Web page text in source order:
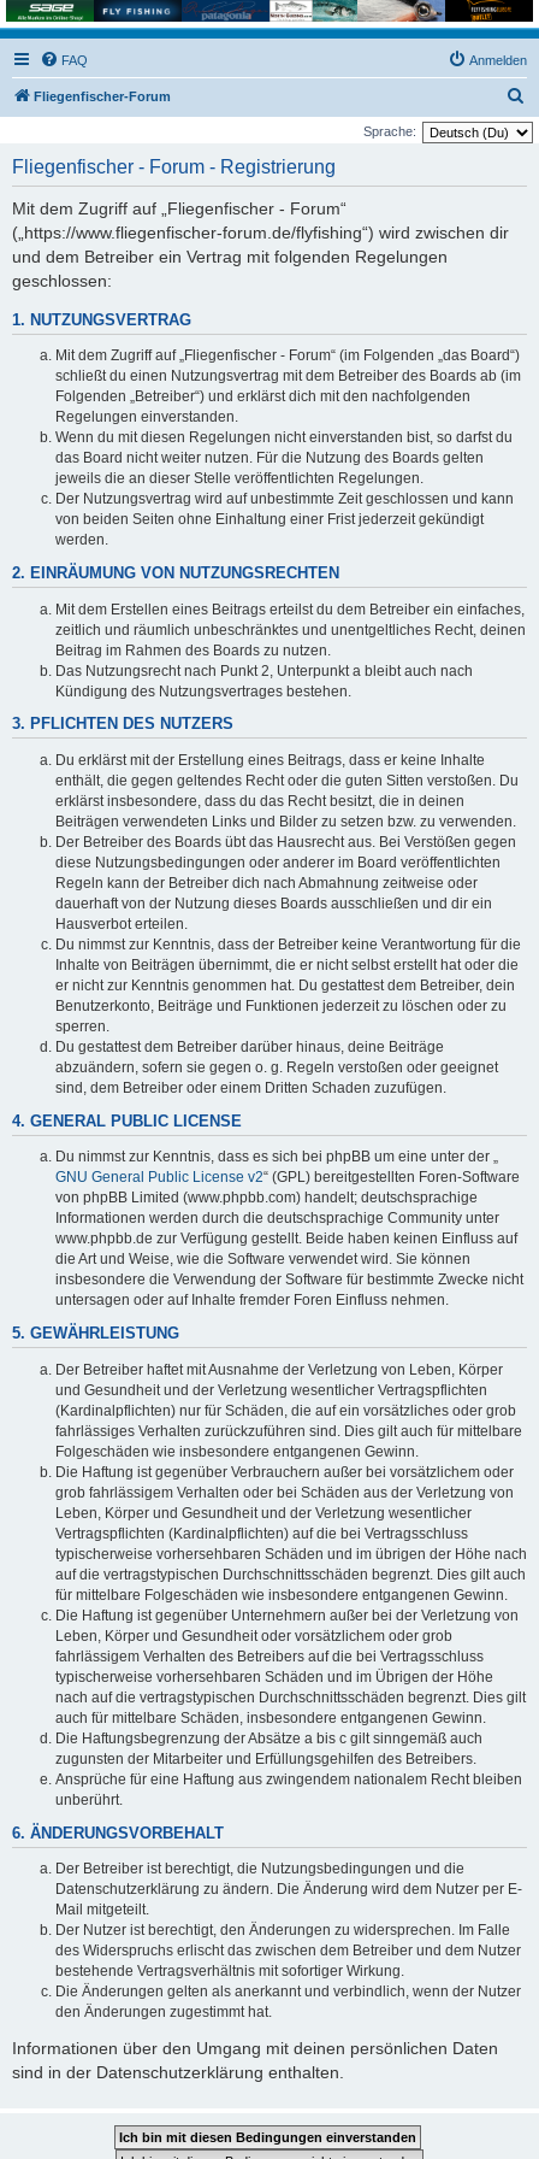
FAQ Anmelden
Fliegenfischer-Forum
u
Sprache:
Fliegenfischer - Forum - Registrierung
Mit dem Zugriff auf „Fliegenfischer - Forum“
(„https://www.fliegenfischer-forum.de/flyfishing“) wird zwischen dir
und dem Betreiber ein Vertrag mit folgenden Regelungen
geschlossen:
1. NUTZUNGSVERTRAG
Mit dem Zugriff auf „Fliegenfischer - Forum“ (im Folgenden „das Board“)
schließt du einen Nutzungsvertrag mit dem Betreiber des Boards ab (im
Folgenden „Betreiber“) und erklärst dich mit den nachfolgenden
Regelungen einverstanden.
Wenn du mit diesen Regelungen nicht einverstanden bist, so darfst du
das Board nicht weiter nutzen. Für die Nutzung des Boards gelten
jeweils die an dieser Stelle veröffentlichten Regelungen.
Der Nutzungsvertrag wird auf unbestimmte Zeit geschlossen und kann
von beiden Seiten ohne Einhaltung einer Frist jederzeit gekündigt
werden.
2. EINRÄUMUNG VON NUTZUNGSRECHTEN
Mit dem Erstellen eines Beitrags erteilst du dem Betreiber ein einfaches,
zeitlich und räumlich unbeschränktes und unentgeltliches Recht, deinen
Beitrag im Rahmen des Boards zu nutzen.
Das Nutzungsrecht nach Punkt 2, Unterpunkt a bleibt auch nach
Kündigung des Nutzungsvertrages bestehen.
3. PFLICHTEN DES NUTZERS
Du erklärst mit der Erstellung eines Beitrags, dass er keine Inhalte
enthält, die gegen geltendes Recht oder die guten Sitten verstoßen. Du
erklärst insbesondere, dass du das Recht besitzt, die in deinen
Beiträgen verwendeten Links und Bilder zu setzen bzw. zu verwenden.
Der Betreiber des Boards übt das Hausrecht aus. Bei Verstößen gegen
diese Nutzungsbedingungen oder anderer im Board veröffentlichten
Regeln kann der Betreiber dich nach Abmahnung zeitweise oder
dauerhaft von der Nutzung dieses Boards ausschließen und dir ein
Hausverbot erteilen.
Du nimmst zur Kenntnis, dass der Betreiber keine Verantwortung für die
Inhalte von Beiträgen übernimmt, die er nicht selbst erstellt hat oder die
er nicht zur Kenntnis genommen hat. Du gestattest dem Betreiber, dein
Benutzerkonto, Beiträge und Funktionen jederzeit zu löschen oder zu
sperren.
Du gestattest dem Betreiber darüber hinaus, deine Beiträge
abzuändern, sofern sie gegen o. g. Regeln verstoßen oder geeignet
sind, dem Betreiber oder einem Dritten Schaden zuzufügen.
4. GENERAL PUBLIC LICENSE
Du nimmst zur Kenntnis, dass es sich bei phpBB um eine unter der „
GNU General Public License v2“ (GPL) bereitgestellten Foren-Software
von phpBB Limited (www.phpbb.com) handelt; deutschsprachige
Informationen werden durch die deutschsprachige Community unter
www.phpbb.de zur Verfügung gestellt. Beide haben keinen Einfluss auf
die Art und Weise, wie die Software verwendet wird. Sie können
insbesondere die Verwendung der Software für bestimmte Zwecke nicht
untersagen oder auf Inhalte fremder Foren Einfluss nehmen.
5. GEWÄHRLEISTUNG
Der Betreiber haftet mit Ausnahme der Verletzung von Leben, Körper
und Gesundheit und der Verletzung wesentlicher Vertragspflichten
(Kardinalpflichten) nur für Schäden, die auf ein vorsätzliches oder grob
fahrlässiges Verhalten zurückzuführen sind. Dies gilt auch für mittelbare
Folgeschäden wie insbesondere entgangenen Gewinn.
Die Haftung ist gegenüber Verbrauchern außer bei vorsätzlichem oder
grob fahrlässigem Verhalten oder bei Schäden aus der Verletzung von
Leben, Körper und Gesundheit und der Verletzung wesentlicher
Vertragspflichten (Kardinalpflichten) auf die bei Vertragsschluss
typischerweise vorhersehbaren Schäden und im übrigen der Höhe nach
auf die vertragstypischen Durchschnittsschäden begrenzt. Dies gilt auch
für mittelbare Folgeschäden wie insbesondere entgangenen Gewinn.
Die Haftung ist gegenüber Unternehmern außer bei der Verletzung von
Leben, Körper und Gesundheit oder vorsätzlichem oder grob
fahrlässigem Verhalten des Betreibers auf die bei Vertragsschluss
typischerweise vorhersehbaren Schäden und im Übrigen der Höhe
nach auf die vertragstypischen Durchschnittsschäden begrenzt. Dies gilt
auch für mittelbare Schäden, insbesondere entgangenen Gewinn.
Die Haftungsbegrenzung der Absätze a bis c gilt sinngemäß auch
zugunsten der Mitarbeiter und Erfüllungsgehilfen des Betreibers.
Ansprüche für eine Haftung aus zwingendem nationalem Recht bleiben
unberührt.
6. ÄNDERUNGSVORBEHALT
Der Betreiber ist berechtigt, die Nutzungsbedingungen und die
Datenschutzerklärung zu ändern. Die Änderung wird dem Nutzer per E-
Mail mitgeteilt.
Der Nutzer ist berechtigt, den Änderungen zu widersprechen. Im Falle
des Widerspruchs erlischt das zwischen dem Betreiber und dem Nutzer
bestehende Vertragsverhältnis mit sofortiger Wirkung.
Die Änderungen gelten als anerkannt und verbindlich, wenn der Nutzer
den Änderungen zugestimmt hat.
Informationen über den Umgang mit deinen persönlichen Daten
sind in der Datenschutzerklärung enthalten.